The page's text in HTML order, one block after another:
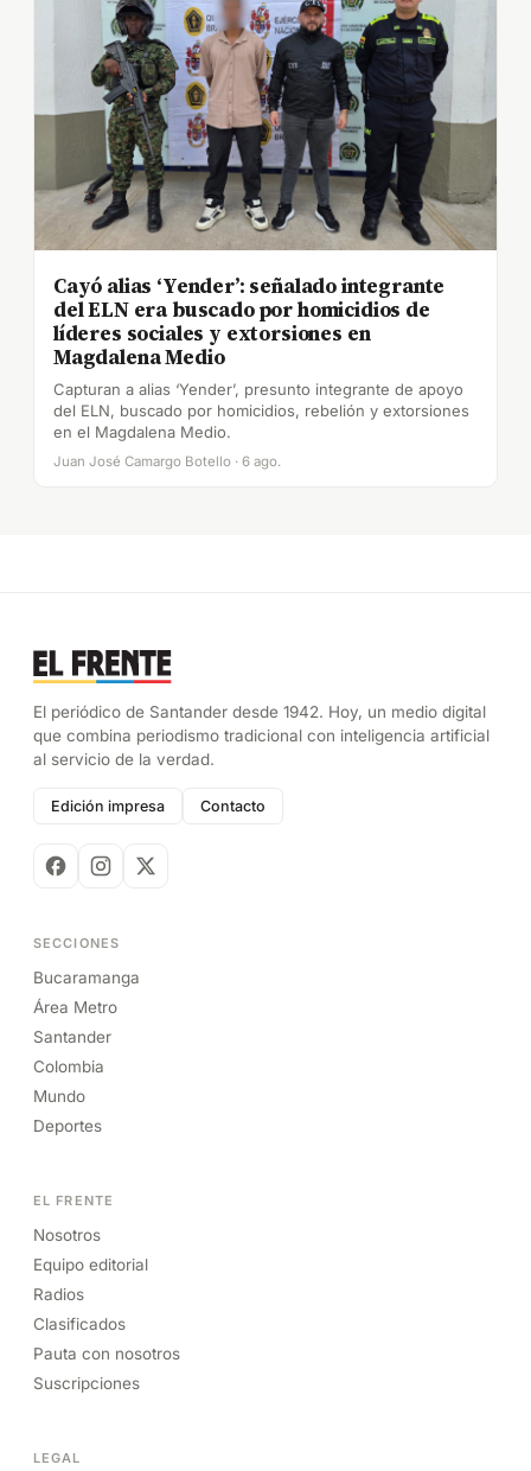
Cayó alias ‘Yender’: señalado integrante
del ELN era buscado por homicidios de
líderes sociales y extorsiones en
Magdalena Medio
Capturan a alias ‘Yender’, presunto integrante de apoyo
del ELN, buscado por homicidios, rebelión y extorsiones
en el Magdalena Medio.
Juan José Camargo Botello · 6 ago.
El periódico de Santander desde 1942. Hoy, un medio digital
que combina periodismo tradicional con inteligencia artificial
al servicio de la verdad.
Edición impresa Contacto
SECCIONES
Bucaramanga
Área Metro
Santander
Colombia
Mundo
Deportes
EL FRENTE
Nosotros
Equipo editorial
Radios
Clasificados
Pauta con nosotros
Suscripciones
LEGAL